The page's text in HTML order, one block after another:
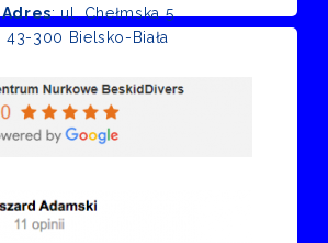
Adres: ul. Chełmska 5
43-300 Bielsko-Biała